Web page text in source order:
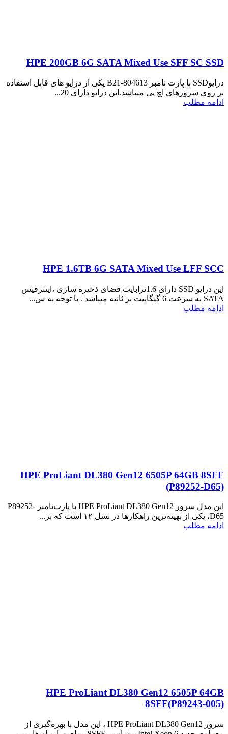
HPE 200GB 6G SATA Mixed Use SFF SC SSD
درایوSSD با پارت نامبر 804613-B21 یکی از درایو های قابل استفاده
بر روی سرورهای اچ پی میباشد.این درایو دارای 20...
ادامه مطلب
HPE 1.6TB 6G SATA Mixed Use LFF SCC
این درایو SSD دارای 1.6ترابایت فضای ذخیره سازی ،اینترفیس
SATA به سرعت 6 گیگابیت بر ثانیه میباشد . با توجه به س...
ادامه مطلب
HPE ProLiant DL380 Gen12 6505P 64GB 8SFF
(P89252‑D65)
این مدل سرور HPE ProLiant DL380 Gen12 با پارت‌نامبر P89252-
D65، یکی از بهینه‌ترین راهکارها در نسل ۱۲ است که بر...
ادامه مطلب
HPE ProLiant DL380 Gen12 6505P 64GB
8SFF(P89243‑005)
سرور HPE ProLiant DL380 Gen12 ، این مدل با بهره‌گیری از